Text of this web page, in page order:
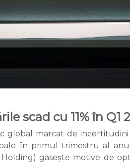
scad cu 11% în Q1
global marcat de
în primul trimestru al
găsește motive de